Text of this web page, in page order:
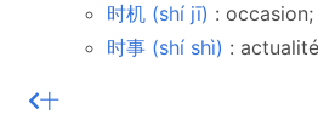
时机 (shí jī) :
时事 (shí shì) :
十